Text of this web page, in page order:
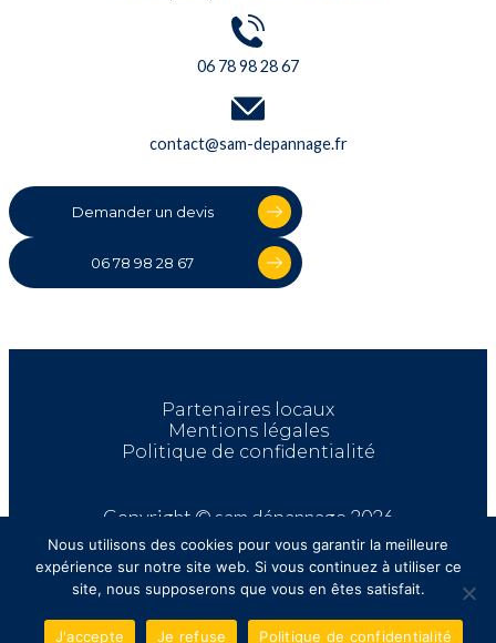
06 78 98 28 67
contact@sam-depannage.fr
Demander un devis
06 78 98 28 67
Partenaires locaux
Mentions légales
Politique de confidentialité
Copyright © sam dépannage 2026
Nous utilisons des cookies pour vous garantir la meilleure
expérience sur notre site web. Si vous continuez à utiliser ce
site, nous supposerons que vous en êtes satisfait.
J'accepte Je refuse Politique de confidentialité